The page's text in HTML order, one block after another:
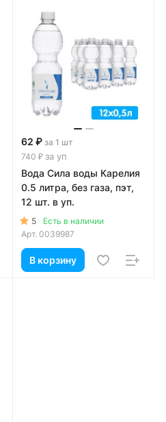
62 ₽ за 1 шт
740 ₽ за уп
Вода Сила воды Карелия
0.5 литра, без газа, пэт,
12 шт. в уп.
5
Есть в наличии
Арт. 0039987
В корзину